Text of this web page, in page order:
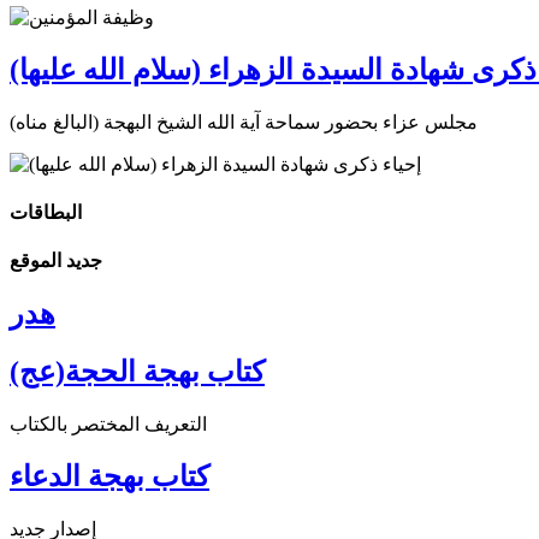
ذكرى شهادة السيدة الزهراء (سلام الله عليها)
مجلس عزاء بحضور سماحة آية الله الشيخ البهجة (البالغ مناه)
البطاقات
جديد الموقع
هدر
كتاب بهجة الحجة(عج)
التعريف المختصر بالكتاب
كتاب بهجة الدعاء
إصدار جديد